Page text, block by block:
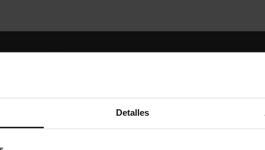
Detalles
Síguenos
TMB